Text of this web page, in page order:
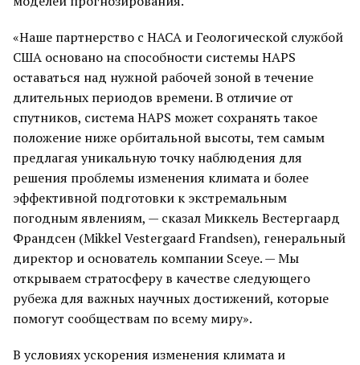
«Наше партнерство с НАСА и Геологической службой
США основано на способности системы HAPS
оставаться над нужной рабочей зоной в течение
длительных периодов времени. В отличие от
спутников, система HAPS может сохранять такое
положение ниже орбитальной высоты, тем самым
предлагая уникальную точку наблюдения для
решения проблемы изменения климата и более
эффективной подготовки к экстремальным
погодным явлениям, — сказал Миккель Вестергаард
Франдсен (Mikkel Vestergaard Frandsen), генеральный
директор и основатель компании Sceye. — Мы
открываем стратосферу в качестве следующего
рубежа для важных научных достижений, которые
помогут сообществам по всему миру».
В условиях ускорения изменения климата и